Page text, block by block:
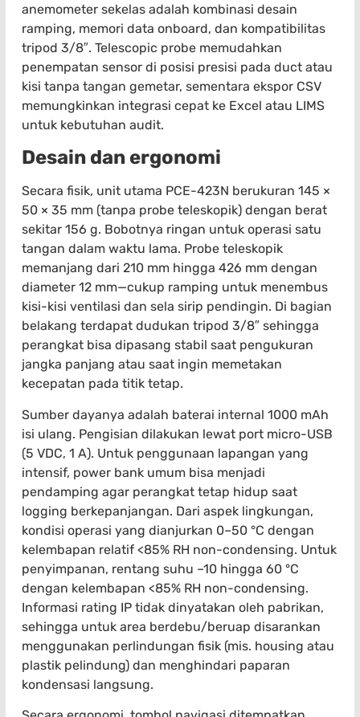
anemometer sekelas adalah kombinasi desain
ramping, memori data onboard, dan kompatibilitas
tripod 3/8″. Telescopic probe memudahkan
penempatan sensor di posisi presisi pada duct atau
kisi tanpa tangan gemetar, sementara ekspor CSV
memungkinkan integrasi cepat ke Excel atau LIMS
untuk kebutuhan audit.
Desain dan ergonomi
Secara fisik, unit utama PCE-423N berukuran 145 ×
50 × 35 mm (tanpa probe teleskopik) dengan berat
sekitar 156 g. Bobotnya ringan untuk operasi satu
tangan dalam waktu lama. Probe teleskopik
memanjang dari 210 mm hingga 426 mm dengan
diameter 12 mm—cukup ramping untuk menembus
kisi-kisi ventilasi dan sela sirip pendingin. Di bagian
belakang terdapat dudukan tripod 3/8″ sehingga
perangkat bisa dipasang stabil saat pengukuran
jangka panjang atau saat ingin memetakan
kecepatan pada titik tetap.
Sumber dayanya adalah baterai internal 1000 mAh
isi ulang. Pengisian dilakukan lewat port micro-USB
(5 VDC, 1 A). Untuk penggunaan lapangan yang
intensif, power bank umum bisa menjadi
pendamping agar perangkat tetap hidup saat
logging berkepanjangan. Dari aspek lingkungan,
kondisi operasi yang dianjurkan 0–50 °C dengan
kelembapan relatif <85% RH non-condensing. Untuk
penyimpanan, rentang suhu –10 hingga 60 °C
dengan kelembapan <85% RH non-condensing.
Informasi rating IP tidak dinyatakan oleh pabrikan,
sehingga untuk area berdebu/beruap disarankan
menggunakan perlindungan fisik (mis. housing atau
plastik pelindung) dan menghindari paparan
kondensasi langsung.